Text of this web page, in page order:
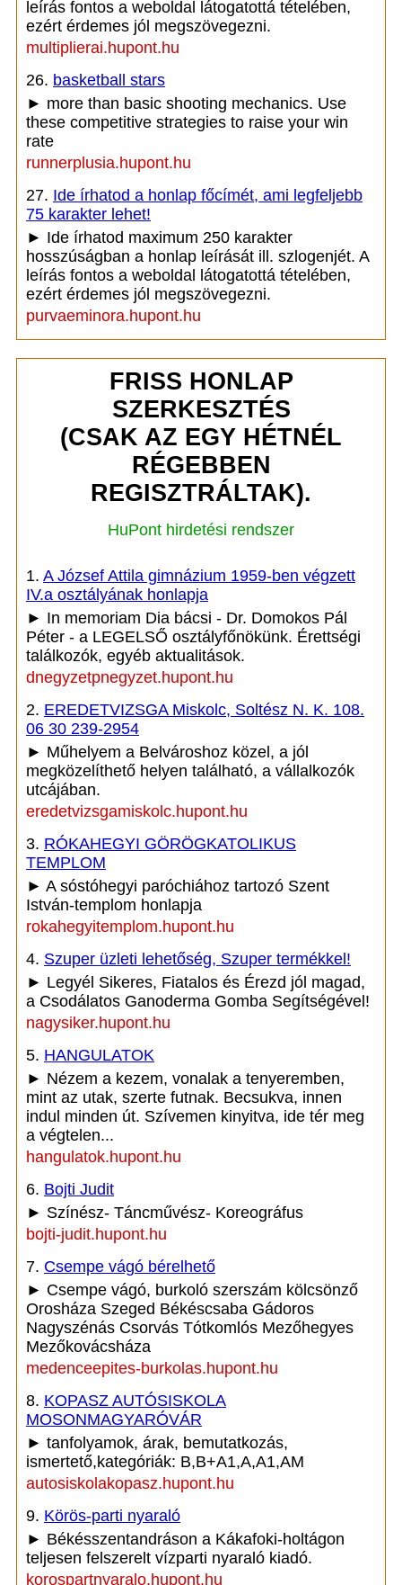
leírás fontos a weboldal látogatottá tételében,
ezért érdemes jól megszövegezni.
multiplierai.hupont.hu
26. basketball stars
► more than basic shooting mechanics. Use
these competitive strategies to raise your win
rate
runnerplusia.hupont.hu
27. Ide írhatod a honlap főcímét, ami legfeljebb
75 karakter lehet!
► Ide írhatod maximum 250 karakter
hosszúságban a honlap leírását ill. szlogenjét. A
leírás fontos a weboldal látogatottá tételében,
ezért érdemes jól megszövegezni.
purvaeminora.hupont.hu
FRISS HONLAP
SZERKESZTÉS
(CSAK AZ EGY HÉTNÉL
RÉGEBBEN
REGISZTRÁLTAK).
HuPont hirdetési rendszer
1. A József Attila gimnázium 1959-ben végzett
IV.a osztályának honlapja
► In memoriam Dia bácsi - Dr. Domokos Pál
Péter - a LEGELSŐ osztályfőnökünk. Érettségi
találkozók, egyéb aktualitások.
dnegyzetpnegyzet.hupont.hu
2. EREDETVIZSGA Miskolc, Soltész N. K. 108.
06 30 239-2954
► Műhelyem a Belvároshoz közel, a jól
megközelíthető helyen található, a vállalkozók
utcájában.
eredetvizsgamiskolc.hupont.hu
3. RÓKAHEGYI GÖRÖGKATOLIKUS
TEMPLOM
► A sóstóhegyi paróchiához tartozó Szent
István-templom honlapja
rokahegyitemplom.hupont.hu
4. Szuper üzleti lehetőség, Szuper termékkel!
► Legyél Sikeres, Fiatalos és Érezd jól magad,
a Csodálatos Ganoderma Gomba Segítségével!
nagysiker.hupont.hu
5. HANGULATOK
► Nézem a kezem, vonalak a tenyeremben,
mint az utak, szerte futnak. Becsukva, innen
indul minden út. Szívemen kinyitva, ide tér meg
a végtelen...
hangulatok.hupont.hu
6. Bojti Judit
► Színész- Táncművész- Koreográfus
bojti-judit.hupont.hu
7. Csempe vágó bérelhető
► Csempe vágó, burkoló szerszám kölcsönző
Orosháza Szeged Békéscsaba Gádoros
Nagyszénás Csorvás Tótkomlós Mezőhegyes
Mezőkovácsháza
medenceepites-burkolas.hupont.hu
8. KOPASZ AUTÓSISKOLA
MOSONMAGYARÓVÁR
► tanfolyamok, árak, bemutatkozás,
ismertető,kategóriák: B,B+A1,A,A1,AM
autosiskolakopasz.hupont.hu
9. Körös-parti nyaraló
► Békésszentandráson a Kákafoki-holtágon
teljesen felszerelt vízparti nyaraló kiadó.
korospartnyaralo.hupont.hu